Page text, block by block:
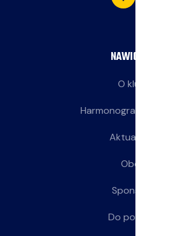
NAWIGACJA
O klubie
Harmonogram treningów
Aktualności
Obozy
Sponsorzy
Do pobrania